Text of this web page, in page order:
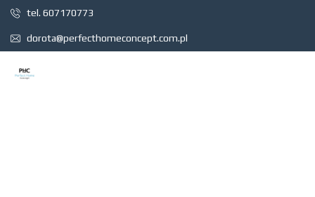
tel. 607170773
dorota@perfecthomeconcept.com.pl
ZAMIESZKAJ BLIŻEJ SIEBIE...